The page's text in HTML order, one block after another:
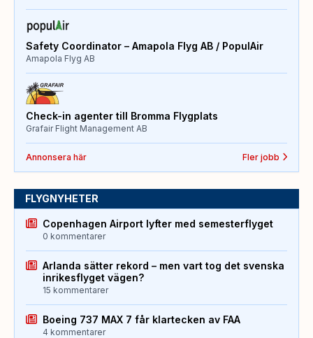
Safety Coordinator – Amapola Flyg AB / PopulAir
Amapola Flyg AB
Check-in agenter till Bromma Flygplats
Grafair Flight Management AB
Annonsera här Fler jobb
FLYGNYHETER
Copenhagen Airport lyfter med semesterflyget
0 kommentarer
Arlanda sätter rekord – men vart tog det svenska
inrikesflyget vägen?
15 kommentarer
Boeing 737 MAX 7 får klartecken av FAA
4 kommentarer